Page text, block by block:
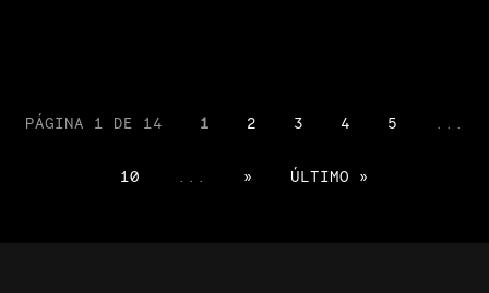
PÁGINA 1 DE 14 1 2 3 4 5
10 » ÚLTIMO »